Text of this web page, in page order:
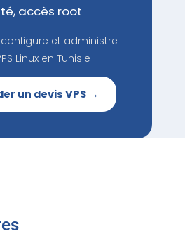
accès root
configure et administre
Linux en Tunisie
un devis VPS →